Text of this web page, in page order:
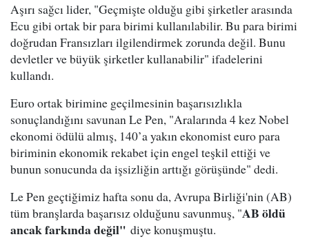
Aşırı sağcı lider, "Geçmişte olduğu gibi şirketler arasında
Ecu gibi ortak bir para birimi kullanılabilir. Bu para birimi
doğrudan Fransızları ilgilendirmek zorunda değil. Bunu
devletler ve büyük şirketler kullanabilir" ifadelerini
kullandı.
Euro ortak birimine geçilmesinin başarısızlıkla
sonuçlandığını savunan Le Pen, "Aralarında 4 kez Nobel
ekonomi ödülü almış, 140’a yakın ekonomist euro para
biriminin ekonomik rekabet için engel teşkil ettiği ve
bunun sonucunda da işsizliğin arttığı görüşünde" dedi.
Le Pen geçtiğimiz hafta sonu da, Avrupa Birliği'nin (AB)
tüm branşlarda başarısız olduğunu savunmuş, "AB öldü
ancak farkında değil" diye konuşmuştu.